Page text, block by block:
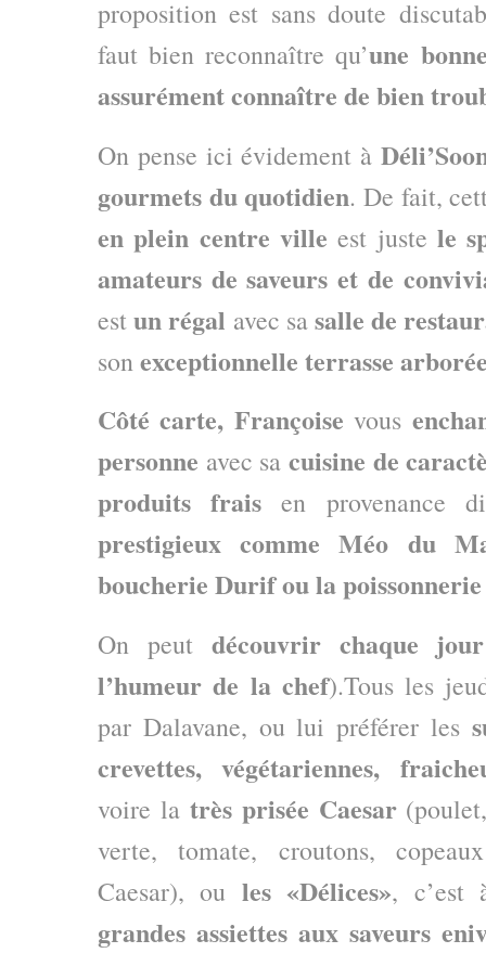
proposition est sans doute
faut bien reconnaître qu’une
assurément connaître de bien
On pense ici évidement à
gourmets du quotidien. De fait,
en plein centre ville est juste le
amateurs de saveurs et de
estun régal avec sasalle de
sonexceptionnelle terrasse
Côté carte, Françoise vous
personne avec sa cuisine de
produits frais en provenance
prestigieux comme Méo du
boucherie Durif ou la
On peut découvrir chaque
l’humeur de la chef).Tous les
par Dalavane, ou lui préférer les
crevettes, végétariennes,
voire la très prisée Caesar
verte, tomate, croutons,
Caesar), ou les «Délices»,
grandes assiettes aux saveurs